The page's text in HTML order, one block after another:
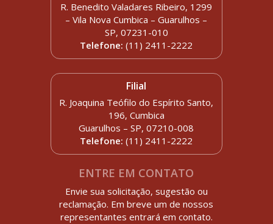
R. Benedito Valadares Ribeiro, 1299
– Vila Nova Cumbica – Guarulhos –
SP, 07231-010
Telefone:(11) 2411-2222
Filial
R. Joaquina Teófilo do Espírito Santo,
196, Cumbica
Guarulhos – SP, 07210-008
Telefone: (11) 2411-2222
ENTRE EM CONTATO
Envie sua solicitação, sugestão ou
reclamação. Em breve um de nossos
representantes entrará em contato.